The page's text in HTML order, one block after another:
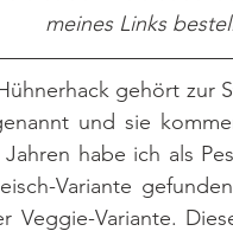
meines Links
gehört zur
und sie
habe ich als
Variante
Veggie-Variante.